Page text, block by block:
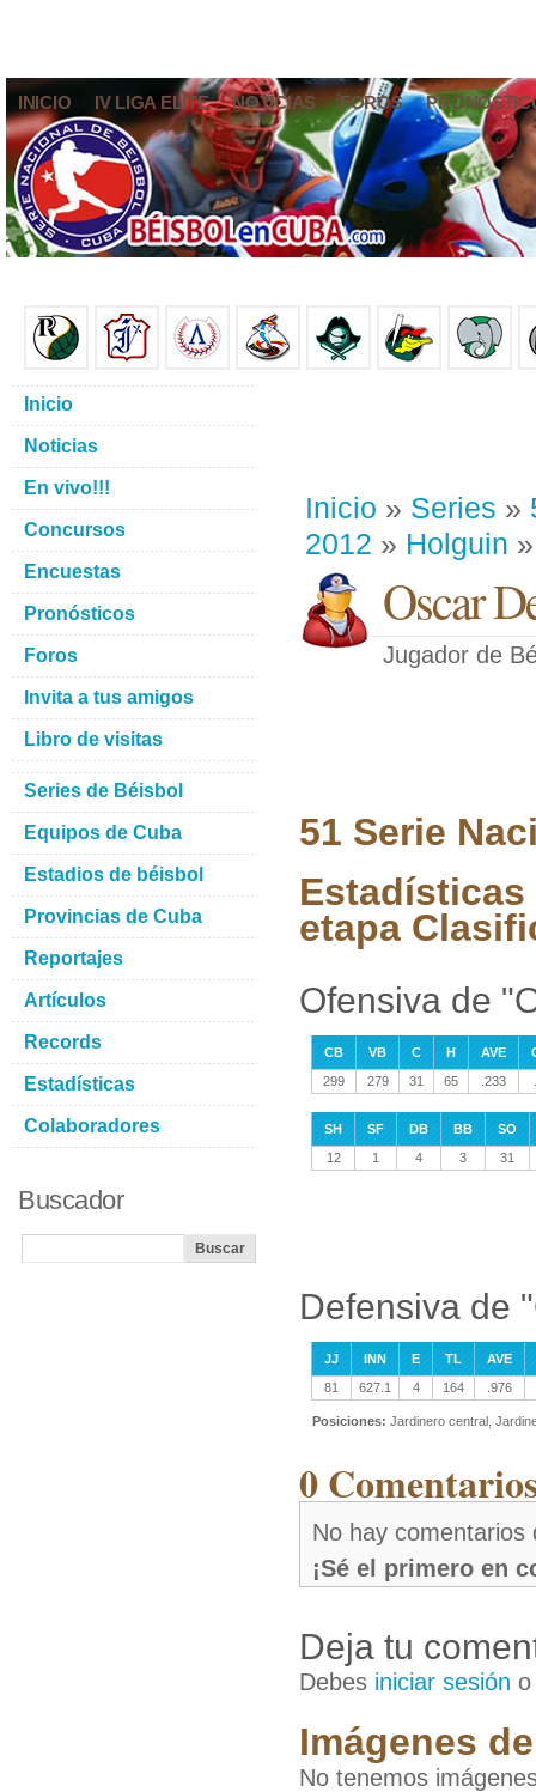
INICIO IV LIGA ELITE NOTICIAS FOROS
Inicio » Series »
2012 » Holguin
Oscar
Jugador de
51 Serie
Estadísticas
etapa
Ofensiva de
CB VB C H AVE
299
279 31 65 .233
SH SF DB BB
SO
12
1 4 3 31
Defensiva de
JJ INN E TL
AVE
81
627.1 4 164 .976
Posiciones: Jardinero central,
0
No hay comentarios
¡Sé el primero en
Deja tu
Debes iniciar sesión
Imágenes
No tenemos
Inicio
Noticias
En vivo!!!
Concursos
Encuestas
Pronósticos
Foros
Invita a tus amigos
Libro de visitas
Series de Béisbol
Equipos de Cuba
Estadios de béisbol
Provincias de Cuba
Reportajes
Artículos
Records
Estadísticas
Colaboradores
Buscador